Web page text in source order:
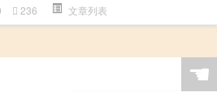
236 文章列表
☚